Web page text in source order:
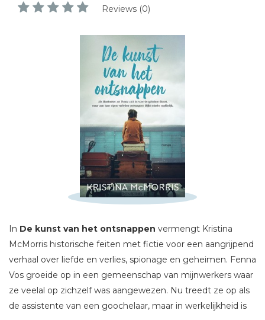
Reviews (0)
In De kunst van het ontsnappen vermengt Kristina
McMorris historische feiten met fictie voor een aangrijpend
verhaal over liefde en verlies, spionage en geheimen. Fenna
Vos groeide op in een gemeenschap van mijnwerkers waar
ze veelal op zichzelf was aangewezen. Nu treedt ze op als
de assistente van een goochelaar, maar in werkelijkheid is
Schrijf hieronder je review!
Titel *
Bericht *